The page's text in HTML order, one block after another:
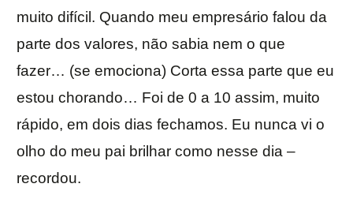
muito difícil. Quando meu empresário falou da
parte dos valores, não sabia nem o que
fazer… (se emociona) Corta essa parte que eu
estou chorando… Foi de 0 a 10 assim, muito
rápido, em dois dias fechamos. Eu nunca vi o
olho do meu pai brilhar como nesse dia –
recordou.